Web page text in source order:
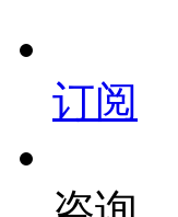
订阅